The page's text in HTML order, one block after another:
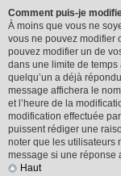
Comment puis-je
À moins que vous ne
vous ne pouvez modifier
pouvez modifier un de
dans une limite de
quelqu’un a déjà
message affichera le
et l’heure de la
modification effectuée
puissent rédiger une
noter que les utilisateurs
message si une réponse
Haut